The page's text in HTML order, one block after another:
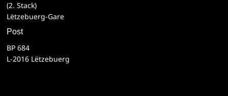
(2. Stack)
Lëtzebuerg-Gare
Post
BP 684
L-2016 Lëtzebuerg